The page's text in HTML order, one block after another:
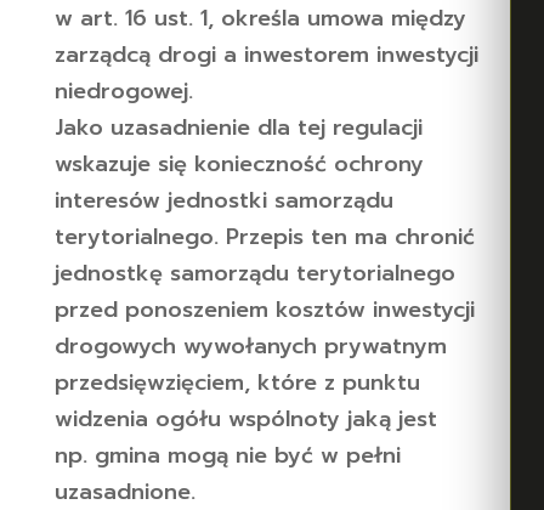
w art. 16 ust. 1, określa umowa między
zarządcą drogi a inwestorem inwestycji
niedrogowej.
Jako uzasadnienie dla tej regulacji
wskazuje się konieczność ochrony
interesów jednostki samorządu
terytorialnego. Przepis ten ma chronić
jednostkę samorządu terytorialnego
przed ponoszeniem kosztów inwestycji
drogowych wywołanych prywatnym
przedsięwzięciem, które z punktu
widzenia ogółu wspólnoty jaką jest
np. gmina mogą nie być w pełni
uzasadnione.